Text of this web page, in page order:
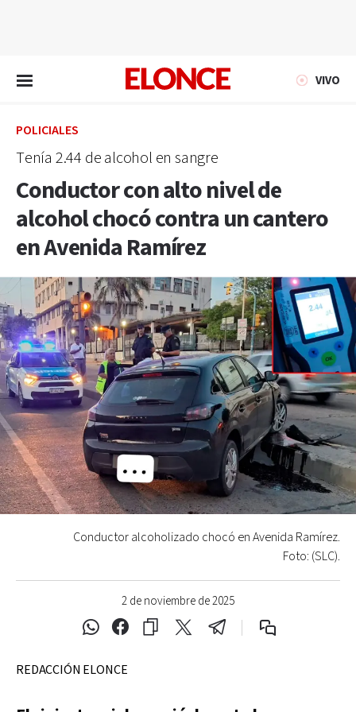
VIVO
POLICIALES
Tenía 2.44 de alcohol en sangre
Conductor con alto nivel de
alcohol chocó contra un cantero
en Avenida Ramírez
2 de noviembre de 2025
Conductor alcoholizado chocó en Avenida Ramírez.
Foto: (SLC).
REDACCIÓN ELONCE